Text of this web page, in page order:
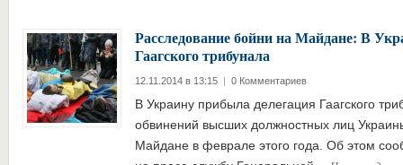
Расследование бойни на Майдане: В
Гаагского трибунала
12.11.2014 в 13:15 | 0 Комментариев
В Украину прибыла делегация Гаагского
обвинений высших должностных лиц
Майдане в феврале этого года. Об этом